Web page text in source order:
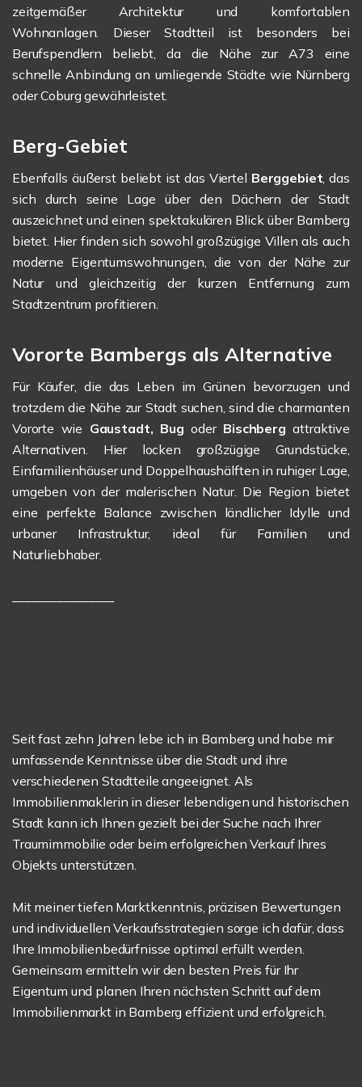
zeitgemäßer Architektur und komfortablen
Wohnanlagen. Dieser Stadtteil ist besonders bei
Berufspendlern beliebt, da die Nähe zur A73 eine
schnelle Anbindung an umliegende Städte wie Nürnberg
oder Coburg gewährleistet.
Berg-Gebiet
Ebenfalls äußerst beliebt ist das Viertel Berggebiet, das
sich durch seine Lage über den Dächern der Stadt
auszeichnet und einen spektakulären Blick über Bamberg
bietet. Hier finden sich sowohl großzügige Villen als auch
moderne Eigentumswohnungen, die von der Nähe zur
Natur und gleichzeitig der kurzen Entfernung zum
Stadtzentrum profitieren.
Vororte Bambergs als Alternative
Für Käufer, die das Leben im Grünen bevorzugen und
trotzdem die Nähe zur Stadt suchen, sind die charmanten
Vororte wie Gaustadt, Bug oder Bischberg attraktive
Alternativen. Hier locken großzügige Grundstücke,
Einfamilienhäuser und Doppelhaushälften in ruhiger Lage,
umgeben von der malerischen Natur. Die Region bietet
eine perfekte Balance zwischen ländlicher Idylle und
urbaner Infrastruktur, ideal für Familien und
Naturliebhaber.
Seit fast zehn Jahren lebe ich in Bamberg und habe mir
umfassende Kenntnisse über die Stadt und ihre
verschiedenen Stadtteile angeeignet. Als
Immobilienmaklerin in dieser lebendigen und historischen
Stadt kann ich Ihnen gezielt bei der Suche nach Ihrer
Traumimmobilie oder beim erfolgreichen Verkauf Ihres
Objekts unterstützen.
Mit meiner tiefen Marktkenntnis, präzisen Bewertungen
und individuellen Verkaufsstrategien sorge ich dafür, dass
Ihre Immobilienbedürfnisse optimal erfüllt werden.
Gemeinsam ermitteln wir den besten Preis für Ihr
Eigentum und planen Ihren nächsten Schritt auf dem
Immobilienmarkt in Bamberg effizient und erfolgreich.